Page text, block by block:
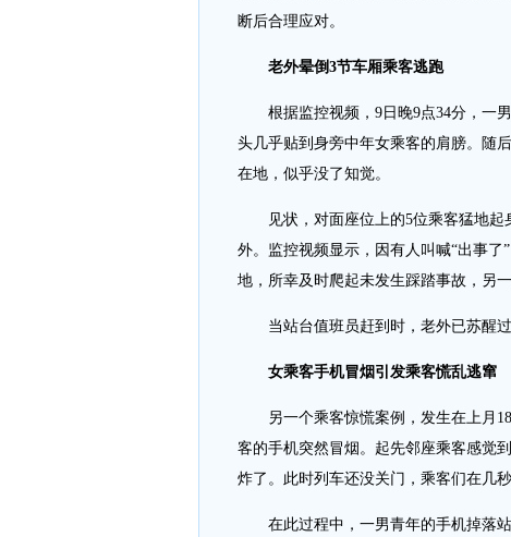
断后合理应对。
老外晕倒3节车厢乘客逃跑
根据监控视频，9日晚9点34分，一
头几乎贴到身旁中年女乘客的肩膀。随
在地，似乎没了知觉。
见状，对面座位上的5位乘客猛地
外。监控视频显示，因有人叫喊“出事
地，所幸及时爬起未发生踩踏事故，另
当站台值班员赶到时，老外已苏醒
女乘客手机冒烟引发乘客慌乱逃窜
另一个乘客惊慌案例，发生在上月
客的手机突然冒烟。起先邻座乘客感觉
炸了。此时列车还没关门，乘客们在几
在此过程中，一男青年的手机掉落